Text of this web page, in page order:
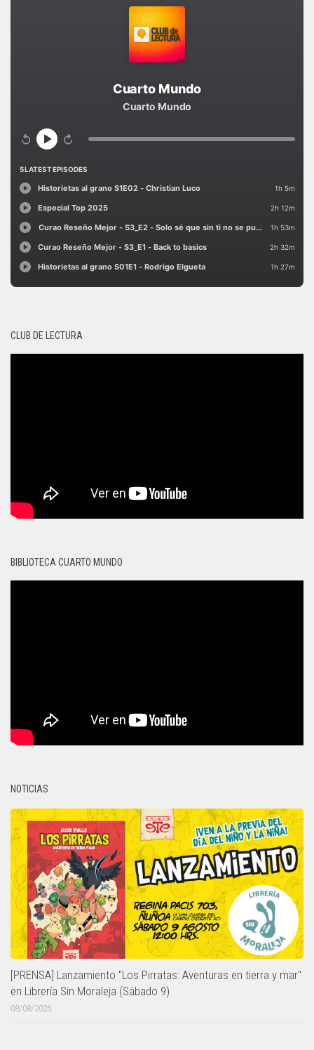
CLUB DE LECTURA
BIBLIOTECA CUARTO MUNDO
NOTICIAS
[PRENSA] Lanzamiento "Los Pirratas: Aventuras en tierra y mar"
en Librería Sin Moraleja (Sábado 9)
08/08/2025